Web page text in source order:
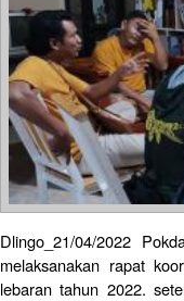
Dlingo_21/04/2022
melaksanakan rapat
lebaran tahun 2022.